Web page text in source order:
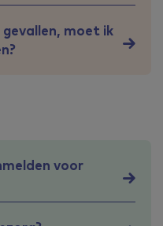
moet ik
voor